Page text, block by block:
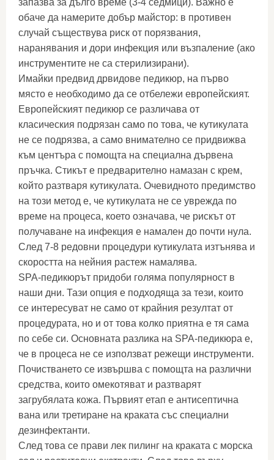
запазва за дълго време (3-4 седмици). Важно е
обаче да намерите добър майстор: в противен
случай съществува риск от порязвания,
наранявания и дори инфекция или възпаление (ако
инструментите не са стерилизирани).
Имайки предвид дрвидове педикюр, на първо
място е необходимо да се отбележи европейският.
Европейският педикюр се различава от
класическия подрязан само по това, че кутикулата
не се подрязва, а само внимателно се придвижва
към центъра с помощта на специална дървена
пръчка. Стикът е предварително намазан с крем,
който разтваря кутикулата. Очевидното предимство
на този метод е, че кутикулата не се уврежда по
време на процеса, което означава, че рискът от
получаване на инфекция е намален до почти нула.
След 7-8 редовни процедури кутикулата изтънява и
скоростта на нейния растеж намалява.
SPA-педикюрът придоби голяма популярност в
наши дни. Тази опция е подходяща за тези, които
се интересуват не само от крайния резултат от
процедурата, но и от това колко приятна е тя сама
по себе си. Основната разлика на SPA-педикюра е,
че в процеса не се използват режещи инструменти.
Почистването се извършва с помощта на различни
средства, които омекотяват и разтварят
загрубялата кожа. Първият етап е антисептична
вана или третиране на краката със специални
дезинфектанти.
След това се прави лек пилинг на краката с морска